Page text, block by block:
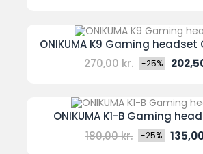
ONIKUMA K9 Gaming
Normal
pris
270,00 kr. -25% Pris
ONIKUMA K1-B Gaming
Normal
pris
180,00 kr. -25% Pris